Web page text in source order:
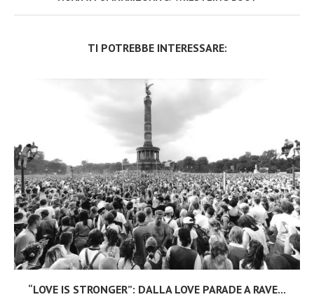
TI POTREBBE INTERESSARE:
“LOVE IS STRONGER”: DALLA LOVE PARADE A RAVE...